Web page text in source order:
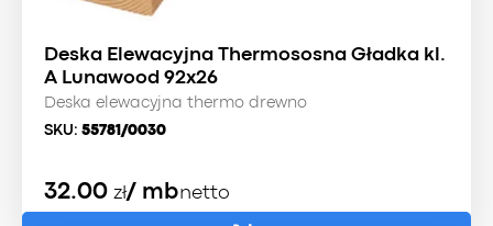
Deska Elewacyjna Thermososna Gładka kl.
A Lunawood 92x26
Deska elewacyjna thermo drewno
SKU: 55781/0030
32.00 zł/ mbnetto